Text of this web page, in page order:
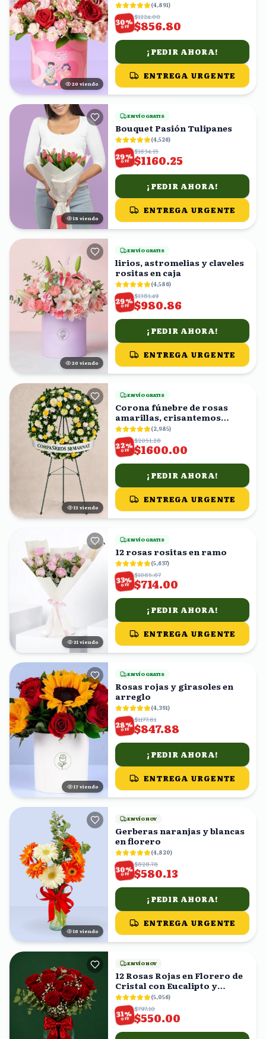
19 viendo
(4,891)
30%
OFF
$1224.00
$856.80
¡PEDIR AHORA!
ENTREGA URGENTE
17 viendo
ENVÍO GRATIS
Bouquet Pasión Tulipanes
(4,526)
29%
OFF
$1634.15
$1160.25
¡PEDIR AHORA!
ENTREGA URGENTE
20 viendo
ENVÍO GRATIS
lirios, astromelias y claveles
rositas en caja
(4,586)
29%
OFF
$1381.49
$980.86
¡PEDIR AHORA!
ENTREGA URGENTE
12 viendo
ENVÍO GRATIS
Corona fúnebre de rosas
amarillas, crisantemos
blancos y follaje
(2,985)
22%
OFF
$2051.28
$1600.00
¡PEDIR AHORA!
ENTREGA URGENTE
22 viendo
ENVÍO GRATIS
12 rosas rositas en ramo
(5,637)
33%
OFF
$1065.67
$714.00
¡PEDIR AHORA!
ENTREGA URGENTE
16 viendo
ENVÍO GRATIS
Rosas rojas y girasoles en
arreglo
(4,391)
28%
OFF
$1177.61
$847.88
¡PEDIR AHORA!
ENTREGA URGENTE
16 viendo
ENVÍO HOY
Gerberas naranjas y blancas
en florero
(4,820)
30%
OFF
$828.76
$580.13
¡PEDIR AHORA!
ENTREGA URGENTE
ENVÍO HOY
12 Rosas Rojas en Florero de
Cristal con Eucalipto y
Gypsophila
(5,056)
31%
OFF
$797.10
$550.00